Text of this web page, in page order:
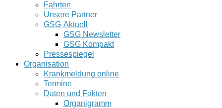
Fahrten
Unsere Partner
GSG-Aktuell
GSG Newsletter
GSG Kompakt
Pressespiegel
Organisation
Krankmeldung online
Termine
Daten und Fakten
Organigramm